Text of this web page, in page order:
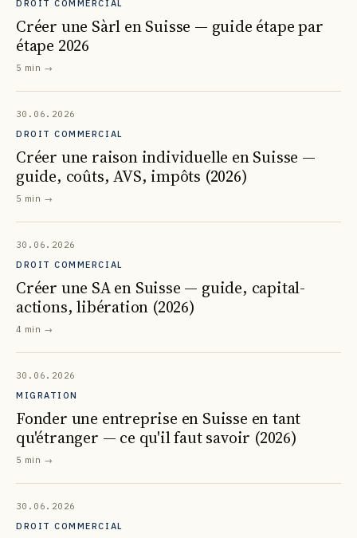
DROIT COMMERCIAL
Créer une Sàrl en Suisse — guide étape par
étape 2026
5 min →
30.06.2026
DROIT COMMERCIAL
Créer une raison individuelle en Suisse —
guide, coûts, AVS, impôts (2026)
5 min →
30.06.2026
DROIT COMMERCIAL
Créer une SA en Suisse — guide, capital-
actions, libération (2026)
4 min →
30.06.2026
MIGRATION
Fonder une entreprise en Suisse en tant
qu'étranger — ce qu'il faut savoir (2026)
5 min →
30.06.2026
DROIT COMMERCIAL